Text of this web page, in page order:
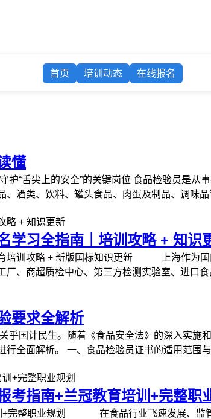
首页 培训动态 在线报名
懂
“舌尖上的安全”的关键岗位 食品检验员是
酒类、饮料、罐头食品、肉蛋及制品、调味
学习全指南｜培训攻略 + 知识
育培训攻略 + 新版国标知识更新 上海作为
、商超质检中心、第三方检测实验室、进口
要求全解析
乎国计民生。随着《食品安全法》的深入实施
全面解析。 一、食品检验员证书的适用范围
考指南+兰冠教育培训+完整职
+完整职业规划 在食品行业飞速发展、监